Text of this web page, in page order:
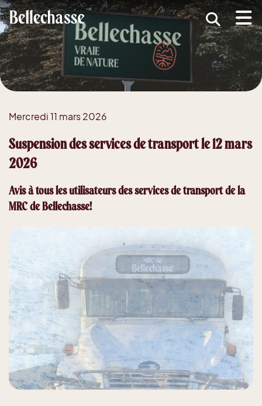
(MRC )
(Développement économique )
(Services )
(Guide d'accueil nouveaux arrivants )
Mercredi 11 mars 2026
Suspension des services de transport le 12 mars
2026
Avis à tous les utilisateurs des services de transport de la
MRC de Bellechasse!